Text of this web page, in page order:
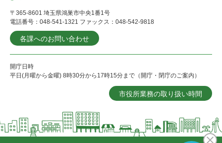
〒365-8601 埼玉県鴻巣市中央1番1号
電話番号：048-541-1321 ファックス：048-542-9818
各課へのお問い合わせ
開庁日時
平日(月曜から金曜) 8時30分から17時15分まで（開庁・閉庁のご案内）
市役所業務の取り扱い時間